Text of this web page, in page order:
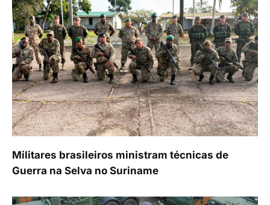
Militares brasileiros ministram técnicas de
Guerra na Selva no Suriname